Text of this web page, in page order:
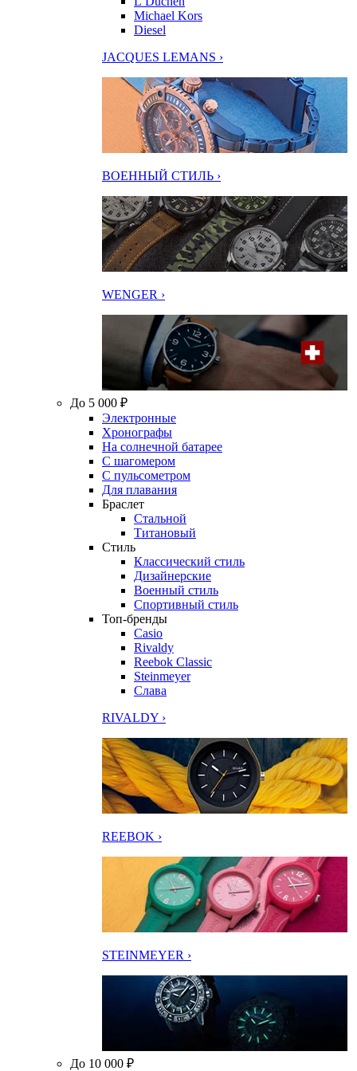
Michael Kors
Diesel
JACQUES LEMANS ›
ВОЕННЫЙ СТИЛЬ ›
WENGER ›
До 5 000 ₽
Электронные
Хронографы
На солнечной батарее
С шагомером
С пульсометром
Для плавания
Браслет
Стальной
Титановый
Стиль
Классический стиль
Дизайнерские
Военный стиль
Спортивный стиль
Топ-бренды
Casio
Rivaldy
Reebok Classic
Steinmeyer
Слава
RIVALDY ›
REEBOK ›
STEINMEYER ›
До 10 000 ₽